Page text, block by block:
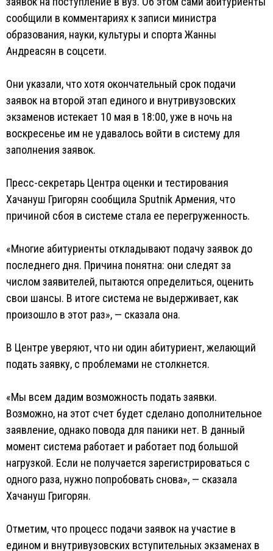
сообщили в комментариях к записи министра
образования, науки, культуры и спорта Жанны
Андреасян в соцсети.
Они указали, что хотя окончательный срок подачи
заявок на второй этап единого и внутривузовских
экзаменов истекает 10 мая в 18:00, уже в ночь на
воскресенье им не удавалось войти в систему для
заполнения заявок.
Пресс-секретарь Центра оценки и тестирования
Хачануш Григорян сообщила Sputnik Армения, что
причиной сбоя в системе стала ее перегруженность.
«Многие абитуриенты откладывают подачу заявок до
последнего дня. Причина понятна: они следят за
числом заявителей, пытаются определиться, оценить
свои шансы. В итоге система не выдерживает, как
произошло в этот раз», — сказала она.
В Центре уверяют, что ни один абитуриент, желающий
подать заявку, с проблемами не столкнется.
«Мы всем дадим возможность подать заявки.
Возможно, на этот счет будет сделано дополнительное
заявление, однако повода для паники нет. В данный
момент система работает и работает под большой
нагрузкой. Если не получается зарегистрироваться с
одного раза, нужно попробовать снова», — сказала
Хачануш Григорян.
Отметим, что процесс подачи заявок на участие в
едином и внутривузовских вступительных экзаменах в